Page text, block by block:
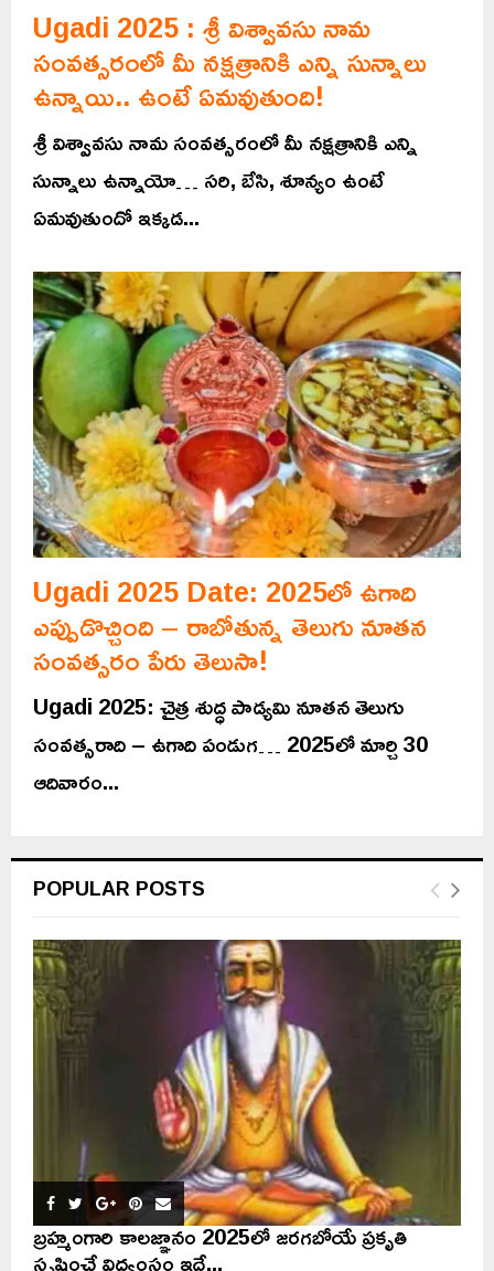
Ugadi 2025 : శ్రీ విశ్వావసు నామ
సంవత్సరంలో మీ నక్షత్రానికి ఎన్ని సున్నాలు
ఉన్నాయి.. ఉంటే ఏమవుతుంది!
శ్రీ విశ్వావసు నామ సంవత్సరంలో మీ నక్షత్రానికి ఎన్ని
సున్నాలు ఉన్నాయో… సరి, బేసి, శూన్యం ఉంటే
ఏమవుతుందో ఇక్కడ...
Ugadi 2025 Date: 2025లో ఉగాది
ఎప్పుడొచ్చింది – రాబోతున్న తెలుగు నూతన
సంవత్సరం పేరు తెలుసా!
Ugadi 2025: చైత్ర శుద్ధ పాడ్యమి నూతన తెలుగు
సంవత్సరాది – ఉగాది పండుగ… 2025లో మార్చి 30
ఆదివారం...
POPULAR POSTS
బ్రహ్మంగారి కాలజ్ఞానం 2025లో జరగబోయే ప్రకృతి
సృష్టించే విధ్వంసం ఇదే...